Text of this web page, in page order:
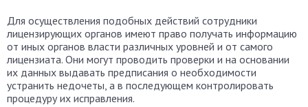
Для осуществления подобных действий сотрудники
лицензирующих органов имеют право получать информацию
от иных органов власти различных уровней и от самого
лицензиата. Они могут проводить проверки и на основании
их данных выдавать предписания о необходимости
устранить недочеты, а в последующем контролировать
процедуру их исправления.